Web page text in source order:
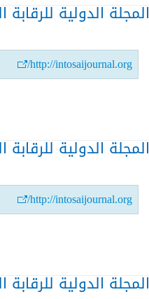
المجلة الدولية للرقابة
http://intosaijournal.org/
المجلة الدولية للرقابة
http://intosaijournal.org/
المجلة الدولية للرقابة